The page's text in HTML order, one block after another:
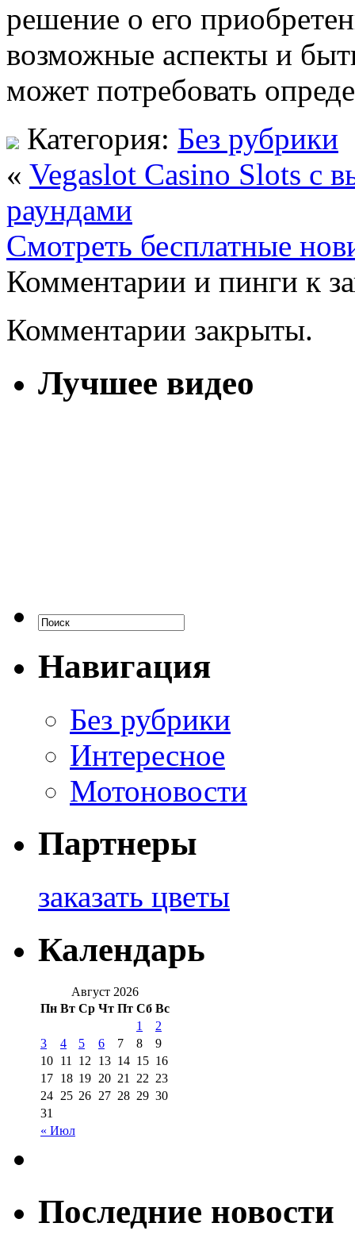
решение о его
возможные аспекты и
может потребовать
Категория: Без рубрики
« Vegaslot Casino Slots с
раундами
Смотреть бесплатные
Комментарии и пинги к
Комментарии закрыты.
Лучшее видео
Навигация
Без рубрики
Интересное
Мотоновости
Партнеры
заказать цветы
Календарь
Август 2026
Пн Вт Ср Чт Пт Сб Вс
« Июл
1
2
3
4 5 6 7 8
9
10 11 12 13 14 15 16
17 18 19 20 21 22 23
24 25 26 27 28 29 30
31
Последние новости